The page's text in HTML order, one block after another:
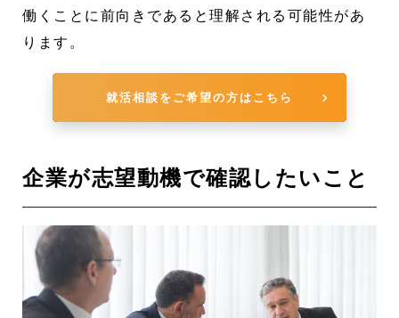
働くことに前向きであると理解される可能性があ
ります。
就活相談をご希望の方はこちら
企業が志望動機で確認したいこと